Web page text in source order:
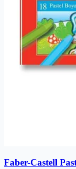
Faber-Castell